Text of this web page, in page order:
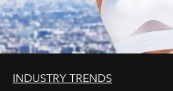
INDUSTRY TRENDS